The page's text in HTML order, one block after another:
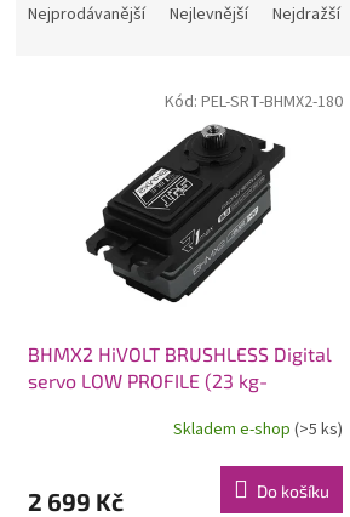
Nejprodávanější Nejlevnější Nejdražší
BHMX2 HiVOLT BRUSHLESS Digital
servo LOW PROFILE (23 kg-
Skladem e-shop (>5 ks)
2 699 Kč Do košíku
Kód: PEL-SRT-BHMX2-180